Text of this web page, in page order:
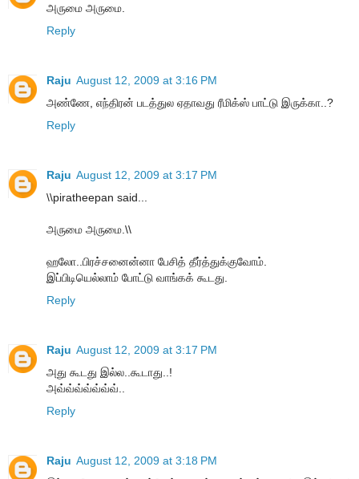
அருமை அருமை.
Reply
Raju August 12, 2009 at 3:16 PM
அண்ணே, எந்திரன் படத்துல ஏதாவது ரீமிக்ஸ் பாட்டு இருக்கா..?
Reply
Raju August 12, 2009 at 3:17 PM
\\piratheepan said...
அருமை அருமை.\\
ஹலோ..பிரச்சனைன்னா பேசித் தீர்த்துக்குவோம்.
இப்பிடியெல்லாம் போட்டு வாங்கக் கூடது.
Reply
Raju August 12, 2009 at 3:17 PM
அது கூடது இல்ல..கூடாது..!
அவ்வ்வ்வ்வ்வ்வ்..
Reply
Raju August 12, 2009 at 3:18 PM